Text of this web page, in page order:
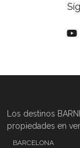
Los destinos
propiedades en
BARCELONA